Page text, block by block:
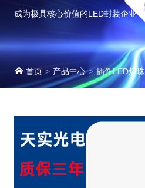
成为极具核心价值的LED封装企业
首页 产品中心 插件LED灯珠